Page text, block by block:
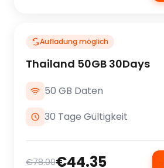
Aufladung möglich
Thailand 50GB 30Days
50 GB Daten
30 Tage Gültigkeit
€78.00€44.35